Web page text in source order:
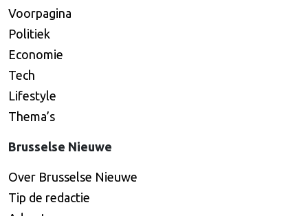
Voorpagina
Politiek
Economie
Tech
Lifestyle
Thema’s
Brusselse Nieuwe
Over Brusselse Nieuwe
Tip de redactie